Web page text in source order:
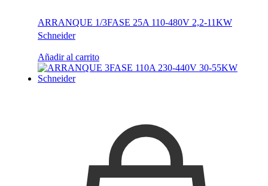
ARRANQUE 1/3FASE 25A 110-480V 2,2-11KW
Schneider
Añadir al carrito